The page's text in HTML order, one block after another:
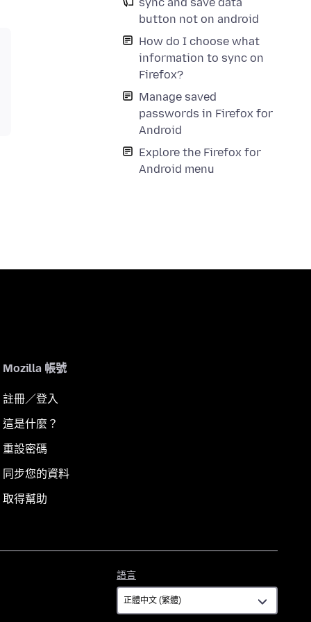
button not on android
How do I choose what
information to sync on
Firefox?
Manage saved
passwords in Firefox for
Android
Explore the Firefox for
Android menu
Mozilla 帳號
註冊／登入
這是什麼？
重設密碼
同步您的資料
取得幫助
語言
言